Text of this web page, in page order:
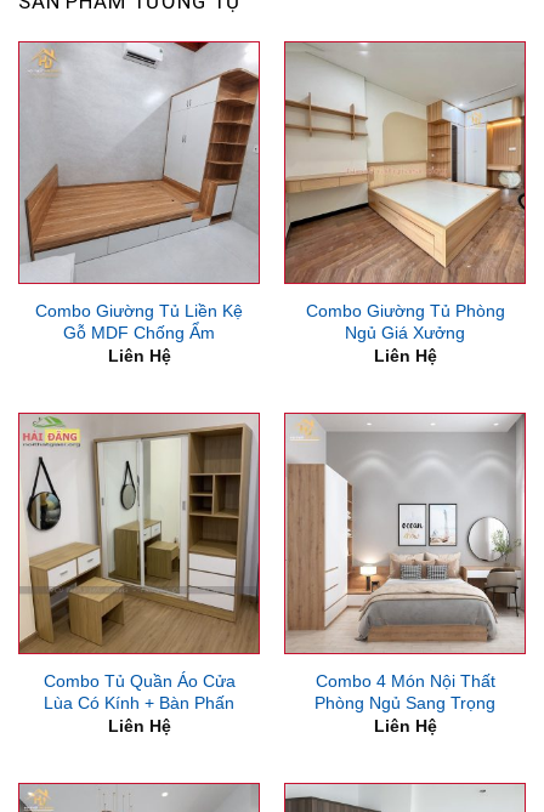
Combo Giường Tủ Liền Kệ
Gỗ MDF Chống Ẩm
Liên Hệ
Combo Giường Tủ Phòng
Ngủ Giá Xưởng
Liên Hệ
Combo Tủ Quần Áo Cửa
Lùa Có Kính + Bàn Phấn
Liên Hệ
Combo 4 Món Nội Thất
Phòng Ngủ Sang Trọng
Liên Hệ